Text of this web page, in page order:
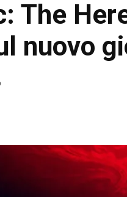
The
nuovo